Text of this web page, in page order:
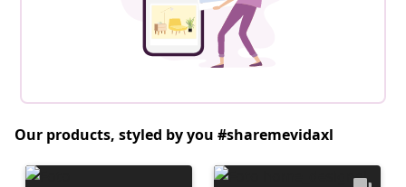
Our products, styled by you #sharemevidaxl